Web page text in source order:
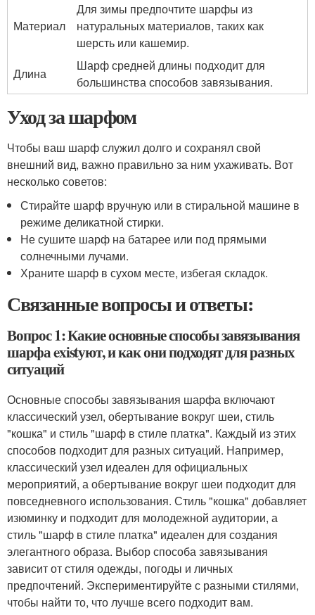
Материал
Для зимы предпочтите шарфы из
натуральных материалов, таких как
шерсть или кашемир.
Длина
Шарф средней длины подходит для
большинства способов завязывания.
Уход за шарфом
Чтобы ваш шарф служил долго и сохранял свой
внешний вид, важно правильно за ним ухаживать. Вот
несколько советов:
Стирайте шарф вручную или в стиральной машине в
режиме деликатной стирки.
Не сушите шарф на батарее или под прямыми
солнечными лучами.
Храните шарф в сухом месте, избегая складок.
Связанные вопросы и ответы:
Вопрос 1: Какие основные способы завязывания
шарфа existуют, и как они подходят для разных
ситуаций
Основные способы завязывания шарфа включают
классический узел, обертывание вокруг шеи, стиль
"кошка" и стиль "шарф в стиле платка". Каждый из этих
способов подходит для разных ситуаций. Например,
классический узел идеален для официальных
мероприятий, а обертывание вокруг шеи подходит для
повседневного использования. Стиль "кошка" добавляет
изюминку и подходит для молодежной аудитории, а
стиль "шарф в стиле платка" идеален для создания
элегантного образа. Выбор способа завязывания
зависит от стиля одежды, погоды и личных
предпочтений. Экспериментируйте с разными стилями,
чтобы найти то, что лучше всего подходит вам.